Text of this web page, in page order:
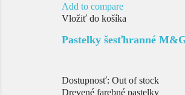
Add to compare
Vložiť do košíka
Pastelky šesťhranné
Dostupnosť: Out of stock
Drevené farebné pastelky